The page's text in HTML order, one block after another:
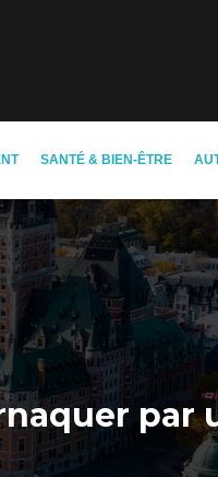
SANTÉ & BIEN-ÊTRE
par